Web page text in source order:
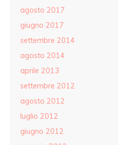
agosto 2017
giugno 2017
settembre 2014
agosto 2014
aprile 2013
settembre 2012
agosto 2012
luglio 2012
giugno 2012